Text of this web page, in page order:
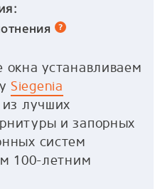
устанавливаем
Siegenia
лучших
и запорных
систем
100-летним